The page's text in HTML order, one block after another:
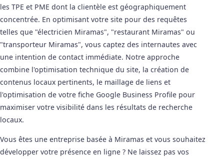
les TPE et PME dont la clientèle est géographiquement
concentrée. En optimisant votre site pour des requêtes
telles que "électricien Miramas", "restaurant Miramas" ou
"transporteur Miramas", vous captez des internautes avec
une intention de contact immédiate. Notre approche
combine l'optimisation technique du site, la création de
contenus locaux pertinents, le maillage de liens et
l'optimisation de votre fiche Google Business Profile pour
maximiser votre visibilité dans les résultats de recherche
locaux.
Vous êtes une entreprise basée à Miramas et vous souhaitez
développer votre présence en ligne ? Ne laissez pas vos